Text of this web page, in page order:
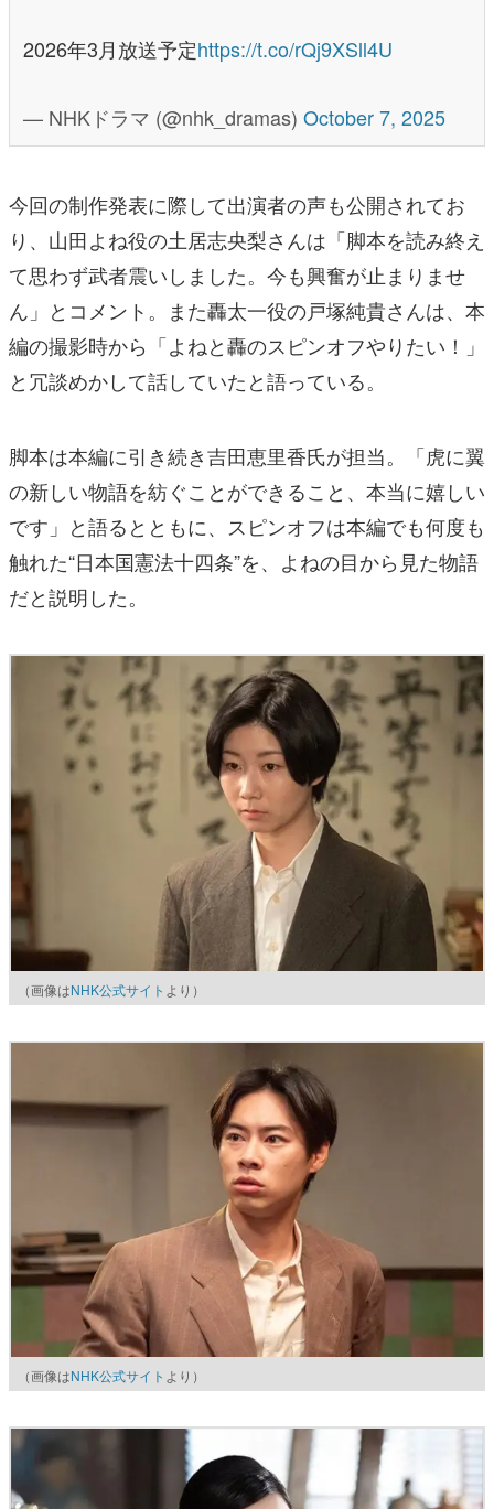
2026年3月放送予定https://t.co/rQj9XSll4U
— NHKドラマ (@nhk_dramas) October 7, 2025
今回の制作発表に際して出演者の声も公開されてお
り、山田よね役の土居志央梨さんは「脚本を読み終え
て思わず武者震いしました。今も興奮が止まりませ
ん」とコメント。また轟太一役の戸塚純貴さんは、本
編の撮影時から「よねと轟のスピンオフやりたい！」
と冗談めかして話していたと語っている。
脚本は本編に引き続き吉田恵里香氏が担当。「虎に翼
の新しい物語を紡ぐことができること、本当に嬉しい
です」と語るとともに、スピンオフは本編でも何度も
触れた“日本国憲法十四条”を、よねの目から見た物語
だと説明した。
（画像はNHK公式サイト より）
（画像はNHK公式サイト より）